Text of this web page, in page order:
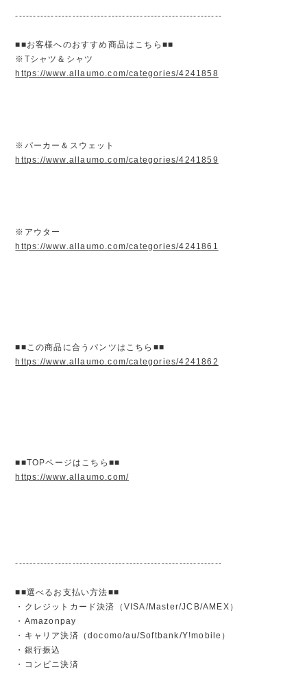
----------------------------------------------------------
■■お客様へのおすすめ商品はこちら■■
※Tシャツ＆シャツ
https://www.allaumo.com/categories/4241858
※パーカー＆スウェット
https://www.allaumo.com/categories/4241859
※アウター
https://www.allaumo.com/categories/4241861
■■この商品に合うパンツはこちら■■
https://www.allaumo.com/categories/4241862
■■TOPページはこちら■■
https://www.allaumo.com/
----------------------------------------------------------
■■選べるお支払い方法■■
・クレジットカード決済（VISA/Master/JCB/AMEX）
・Amazonpay
・キャリア決済（docomo/au/Softbank/Y!mobile）
・銀行振込
・コンビニ決済